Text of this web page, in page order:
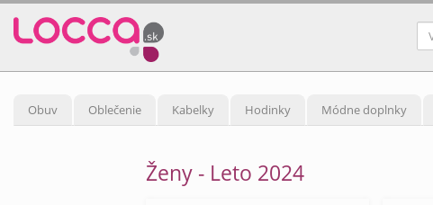
Obuv Oblečenie Kabelky Hodinky Módne doplnky
Ženy - Leto 2024